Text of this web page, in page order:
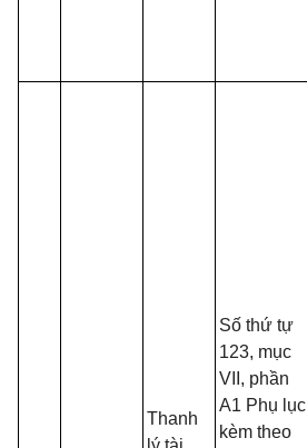
Thanh
Số thứ tự
123, mục
VII, phần
A1 Phụ lục
kèm theo